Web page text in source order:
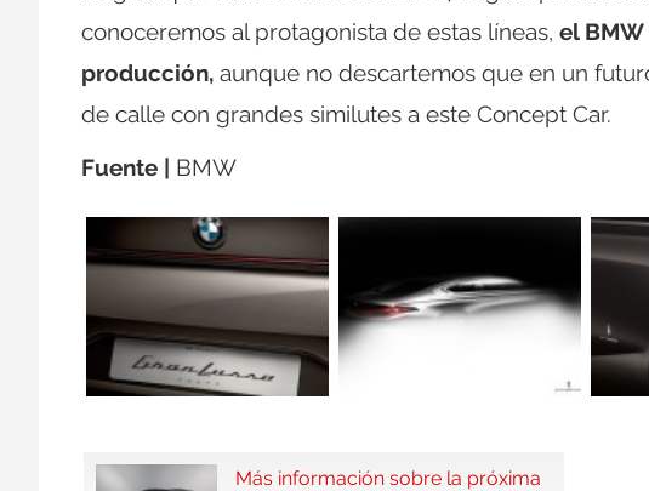
conoceremos al protagonista de estas líneas, el
producción, aunque no descartemos que en un
de calle con grandes similutes a este Concept Car.
Fuente | BMW
Más información sobre la próxima